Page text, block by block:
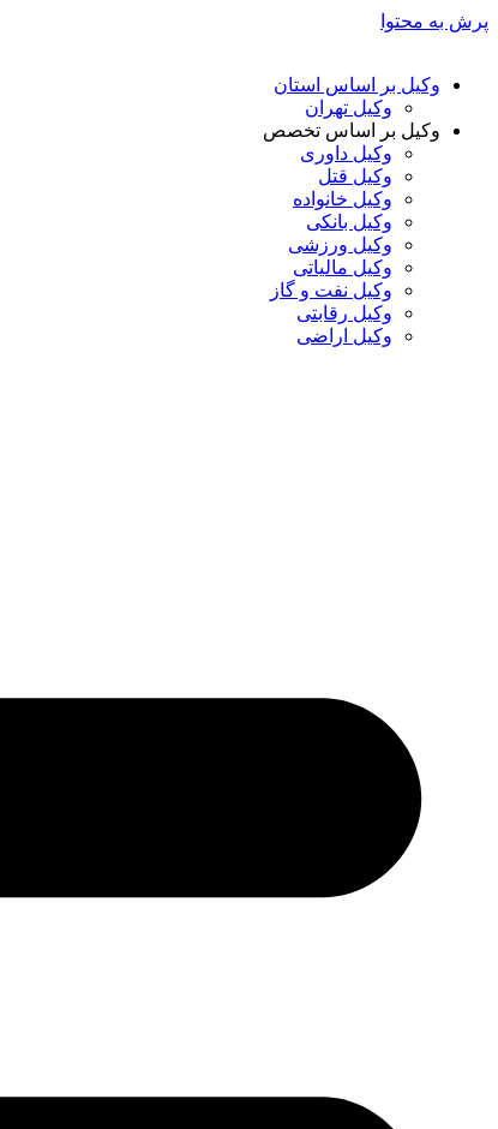
پرش به محتوا
وکیل بر اساس استان
وکیل تهران
وکیل بر اساس تخصص
وکیل داوری
وکیل قتل
وکیل خانواده
وکیل بانکی
وکیل ورزشی
وکیل مالیاتی
وکیل نفت و گاز
وکیل رقابتی
وکیل اراضی